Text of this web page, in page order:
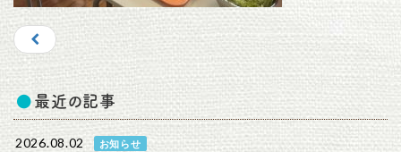
最近の記事
2026.08.02 お知らせ